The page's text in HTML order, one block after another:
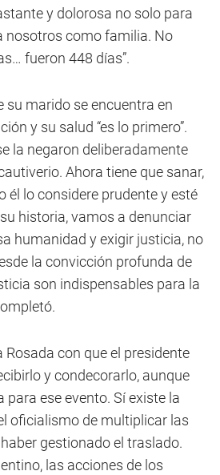
y dolorosa no solo para
nosotros como familia. No
fueron 448 días”.
su marido se encuentra en
y su salud “es lo primero”.
la negaron deliberadamente
Ahora tiene que sanar,
él lo considere prudente y esté
historia, vamos a denunciar
humanidad y exigir justicia, no
la convicción profunda de
son indispensables para la
Rosada con que el presidente
y condecorarlo, aunque
ese evento. Sí existe la
oficialismo de multiplicar las
gestionado el traslado.
las acciones de los